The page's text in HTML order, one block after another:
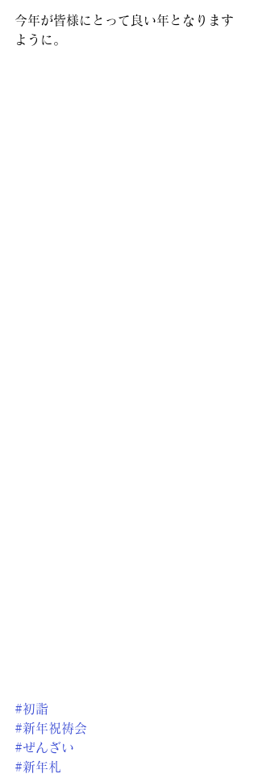
今年が皆様にとって良い年となります
ように。
#初詣
#新年祝祷会
#ぜんざい
#新年札